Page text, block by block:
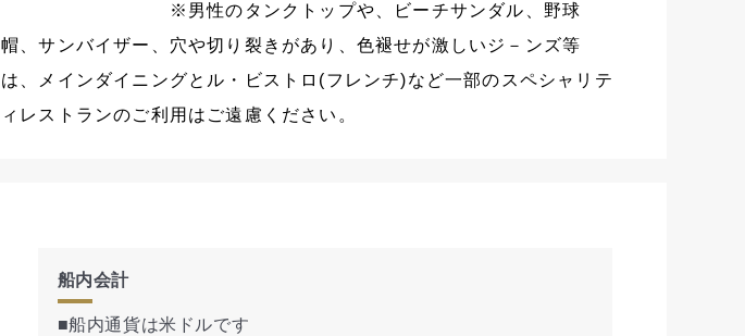
※男性のタンクトップや、ビーチサンダル、野球
帽、サンバイザー、穴や切り裂きがあり、色褪せが激しいジ－ンズ等
は、メインダイニングとル・ビストロ(フレンチ)など一部のスペシャリテ
ィレストランのご利用はご遠慮ください。
船内会計
■船内通貨は米ドルです